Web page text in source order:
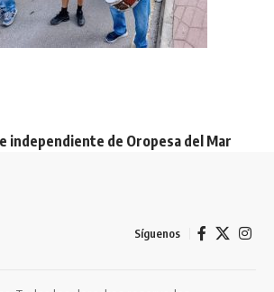
independiente de Oropesa del Mar
Síguenos